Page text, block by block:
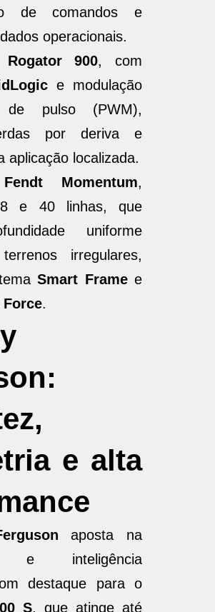
de comandos e
operacionais.
Rogator 900, com
e modulação
pulso (PWM),
por deriva e
aplicação localizada.
Momentum,
e 40 linhas, que
uniforme
irregulares,
Smart Framee
Force.
e alta
aposta na
e inteligência
destaque para o
S, que atinge até